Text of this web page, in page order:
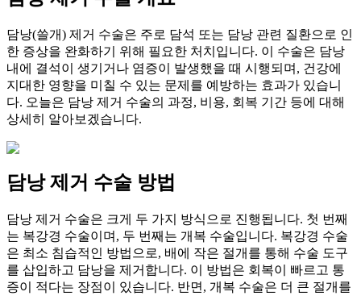
담낭(쓸개) 제거 수술은 주로 담석 또는 담낭 관련 질환으로 인
한 증상을 완화하기 위해 필요한 처치입니다. 이 수술은 담낭
내에 결석이 생기거나 염증이 발생했을 때 시행되며, 건강에
지대한 영향을 미칠 수 있는 문제를 예방하는 효과가 있습니
다. 오늘은 담낭 제거 수술의 과정, 비용, 회복 기간 등에 대해
상세히 알아보겠습니다.
담낭 제거 수술 방법
담낭 제거 수술은 크게 두 가지 방식으로 진행됩니다. 첫 번째
는 복강경 수술이며, 두 번째는 개복 수술입니다. 복강경 수술
은 최소 침습적인 방법으로, 배에 작은 절개를 통해 수술 도구
를 삽입하고 담낭을 제거합니다. 이 방법은 회복이 빠르고 통
증이 적다는 장점이 있습니다. 반면, 개복 수술은 더 큰 절개를